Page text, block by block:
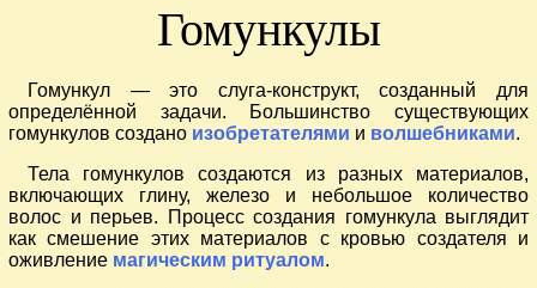
Гомункулы
Гомункул — это слуга-конструкт, созданный для
определённой задачи. Большинство существующих
гомункулов создано изобретателями и волшебниками.
Тела гомункулов создаются из разных материалов,
включающих глину, железо и небольшое количество
волос и перьев. Процесс создания гомункула выглядит
как смешение этих материалов с кровью создателя и
оживление магическим ритуалом.